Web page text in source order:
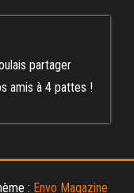
partager
amis à 4 pattes !
: Envo Magazine